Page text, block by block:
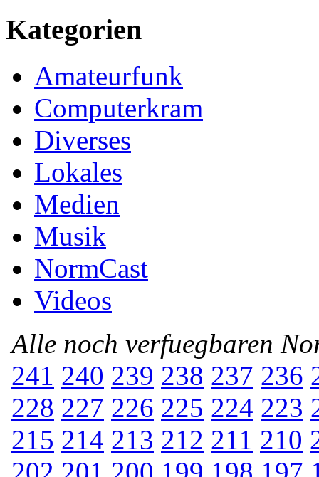
Kategorien
Amateurfunk
Computerkram
Diverses
Lokales
Medien
Musik
NormCast
Videos
Alle noch verfuegbaren
241 240 239 238 237 236
228 227 226 225 224 223
215 214 213 212 211 210